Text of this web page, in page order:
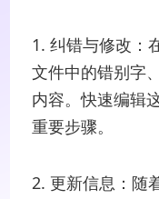
1. 纠错与修改：
文件中的错别字
内容。快速编辑
重要步骤。
2. 更新信息：随